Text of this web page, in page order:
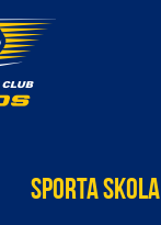
SPORTA SKOLA